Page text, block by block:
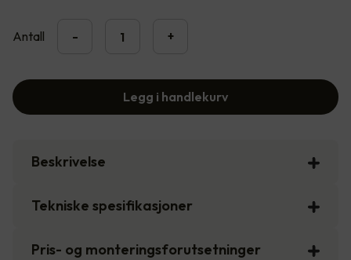
Antall - +
Legg i handlekurv
Beskrivelse
Tekniske spesifikasjoner
Pris- og monteringsforutsetninger